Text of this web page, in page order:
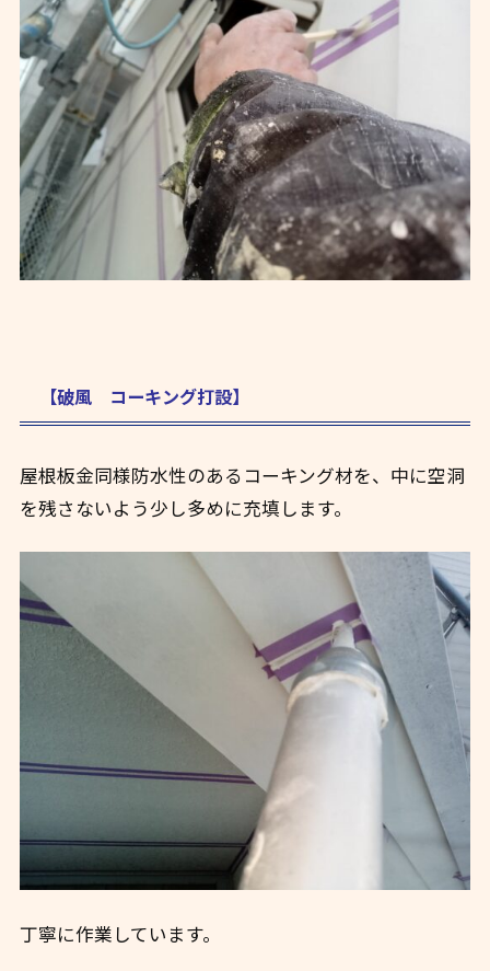
【破風 コーキング打設】
屋根板金同様防水性のあるコーキング材を、中に空洞
を残さないよう少し多めに充填します。
丁寧に作業しています。